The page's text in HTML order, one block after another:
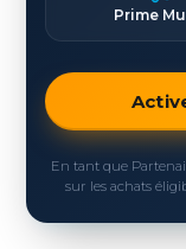
Prime
En tant que
sur les achats